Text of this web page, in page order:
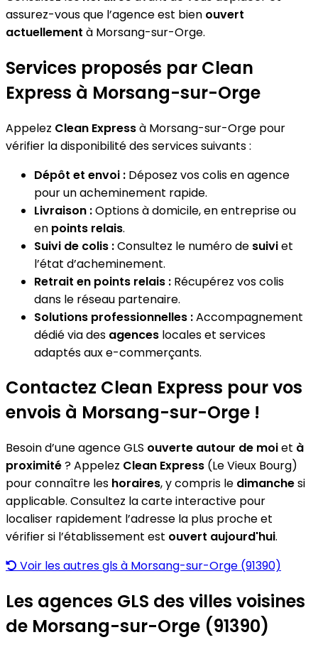
assurez-vous que l’agence est bien ouvert
actuellement à Morsang-sur-Orge.
Services proposés par Clean
Express à Morsang-sur-Orge
Appelez Clean Expressà Morsang-sur-Orge pour
vérifier la disponibilité des services suivants :
Dépôt et envoi : Déposez vos colis en agence
pour un acheminement rapide.
Livraison :Options à domicile, en entreprise ou
en points relais.
Suivi de colis :Consultez le numéro de suiviet
l’état d’acheminement.
Retrait en points relais : Récupérez vos colis
dans le réseau partenaire.
Solutions professionnelles :Accompagnement
dédié via des agences locales et services
adaptés aux e-commerçants.
Contactez Clean Express pour vos
envois à Morsang-sur-Orge !
Besoin d’une agence GLS ouverte autour de moiet à
proximité? Appelez Clean Express (Le Vieux Bourg)
pour connaître les horaires, y compris le dimanchesi
applicable. Consultez la carte interactive pour
localiser rapidement l’adresse la plus proche et
vérifier si l’établissement est ouvert aujourd'hui.
Voir les autres gls à Morsang-sur-Orge (91390)
Les agences GLS des villes voisines
de Morsang-sur-Orge (91390)